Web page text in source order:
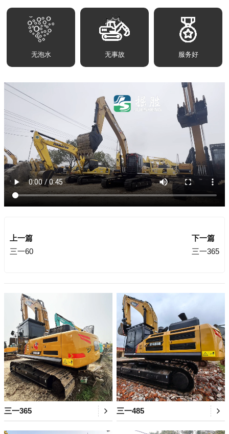
无泡水 无事故 服务好
上一篇
三一60
下一篇
三一365
三一365 三一485